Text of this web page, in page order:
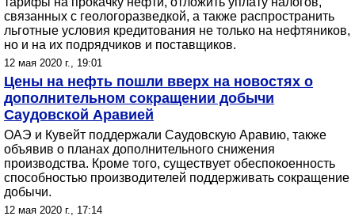
связанных с геологоразведкой, а также распространить
льготные условия кредитования не только на нефтяников,
но и на их подрядчиков и поставщиков.
12 мая 2020 г., 19:01
Цены на нефть пошли вверх на новостях о
дополнительном сокращении добычи
Саудовской Аравией
ОАЭ и Кувейт поддержали Саудовскую Аравию, также
объявив о планах дополнительного снижения
производства. Кроме того, существует обеспокоенность
способностью производителей поддерживать сокращение
добычи.
12 мая 2020 г., 17:14